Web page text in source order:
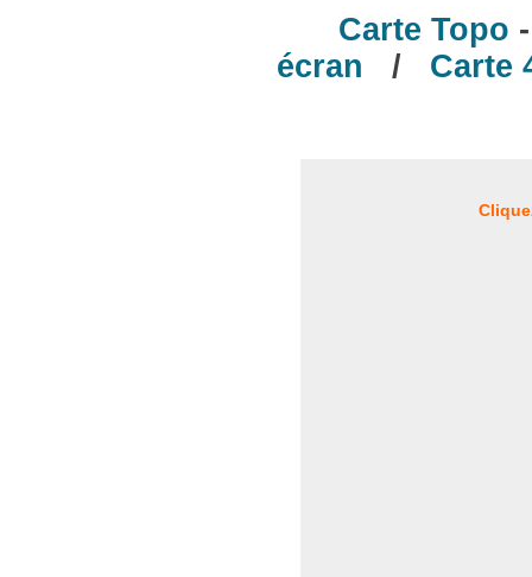
Carte Topo
écran / Carte